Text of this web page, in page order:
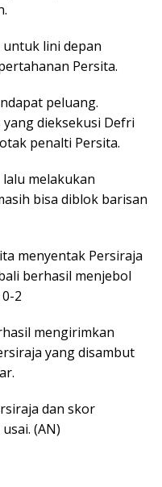
lini depan
Persita.
peluang.
dieksekusi Defri
penalti Persita.
melakukan
bisa diblok barisan
menyentak Persiraja
berhasil menjebol
2
mengirimkan
yang disambut
dan skor
(AN)